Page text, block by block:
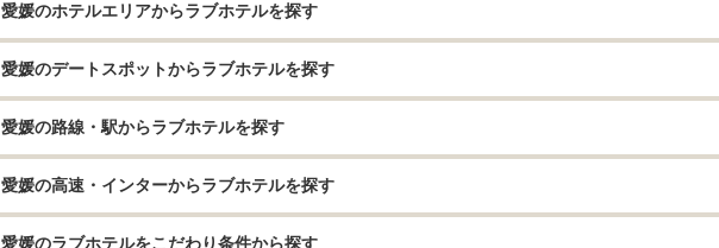
愛媛のホテルエリアからラブホテルを探す
愛媛のデートスポットからラブホテルを探す
愛媛の路線・駅からラブホテルを探す
愛媛の高速・インターからラブホテルを探す
愛媛のラブホテルをこだわり条件から探す